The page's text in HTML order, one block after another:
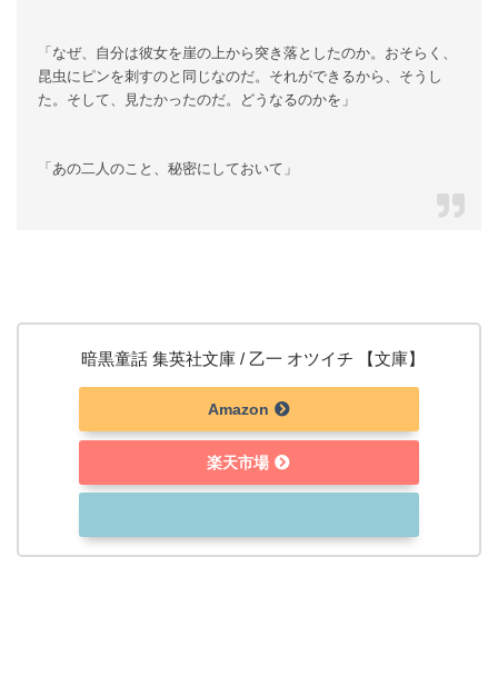
「なぜ、自分は彼女を崖の上から突き落としたのか。おそらく、
昆虫にピンを刺すのと同じなのだ。それができるから、そうし
た。そして、見たかったのだ。どうなるのかを」
「あの二人のこと、秘密にしておいて」
暗黒童話 集英社文庫 / 乙一 オツイチ 【文庫】
Amazon
楽天市場